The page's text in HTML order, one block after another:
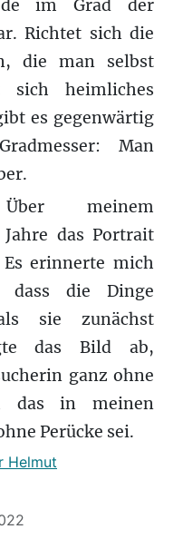
im Grad der
Richtet sich die
die man selbst
heimliches
es gegenwärtig
Man
Über meinem
das Portrait
erinnerte mich
dass die Dinge
sie zunächst
das Bild ab,
ganz ohne
das in meinen
Perücke sei.
Helmut